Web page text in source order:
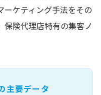
ーケティング手法をその
保険代理店特有の集客ノ
主要データ